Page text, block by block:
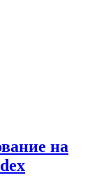
на